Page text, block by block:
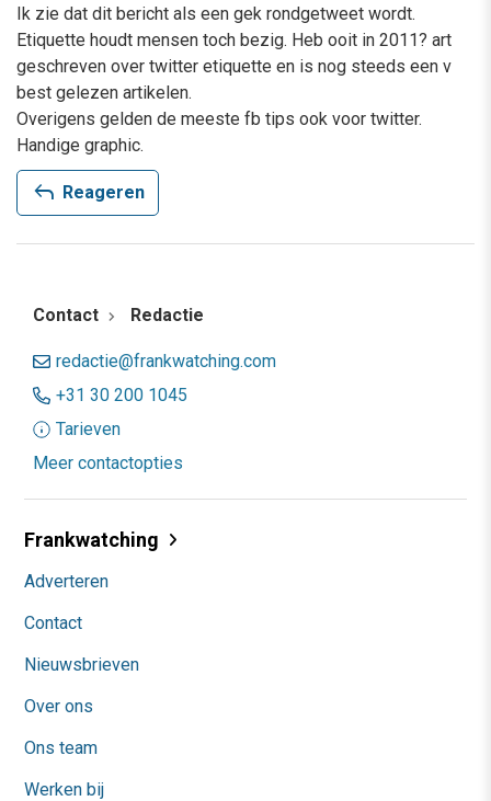
Ik zie dat dit bericht als een gek rondgetweet wordt.
Etiquette houdt mensen toch bezig. Heb ooit in 2011? art
geschreven over twitter etiquette en is nog steeds een v
best gelezen artikelen.
Overigens gelden de meeste fb tips ook voor twitter.
Handige graphic.
reply Reageren
Contact Redactie
redactie@frankwatching.com
+31 30 200 1045
Tarieven
Meer contactopties
Frankwatching
Adverteren
Contact
Nieuwsbrieven
Over ons
Ons team
Werken bij